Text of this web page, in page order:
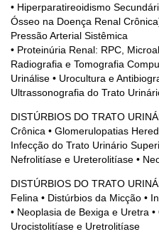
• Hiperparatireoidismo
Ósseo na Doença Renal
PressãoArterial Sistêmica
• Proteinúria Renal: RPC, M
Radiografia e Tomografia
Urinálise • Urocultura e
Ultrassonografia do Trato U
DISTÚRBIOS DO TRATO
Crônica • Glomerulopatias
Infecção do Trato Urinário S
Nefrolitíase e Ureterolitíase •
DISTÚRBIOS DO TRATO
Felina • Distúrbios da Micção •
• Neoplasia de Bexiga e Uretra
Urocistolitíase e Uretrolitíase